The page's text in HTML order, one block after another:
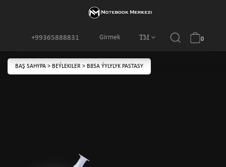
Girmek TM
+99365888831 0
BAŞ SAHYPA > BEÝLEKILER > B85A ÝYLYLYK PASTASY